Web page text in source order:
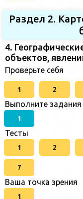
Раздел 2.
4.
объектов,
Проверьте себя
1 2
Выполните задания
1
Тесты
1 2
7
Ваша точка зрения
1